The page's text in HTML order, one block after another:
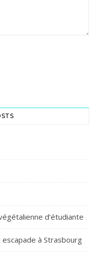
d’étudiante
escapade à Strasbourg